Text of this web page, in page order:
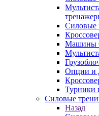
Силовые
Машины
Опции и
Турники
Силовые
Назад